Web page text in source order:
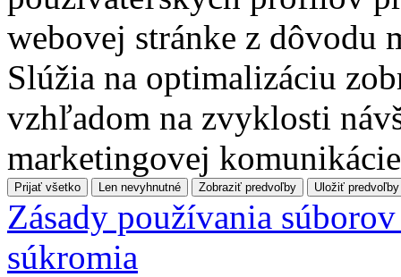
webovej stránke z dôvodu
Slúžia na optimalizáciu
vzhľadom na zvyklosti
marketingovej
Prijať všetko Len nevyhnutné Zobraziť predvoľby Uložiť predvoľby
Zásady používania
súkromia